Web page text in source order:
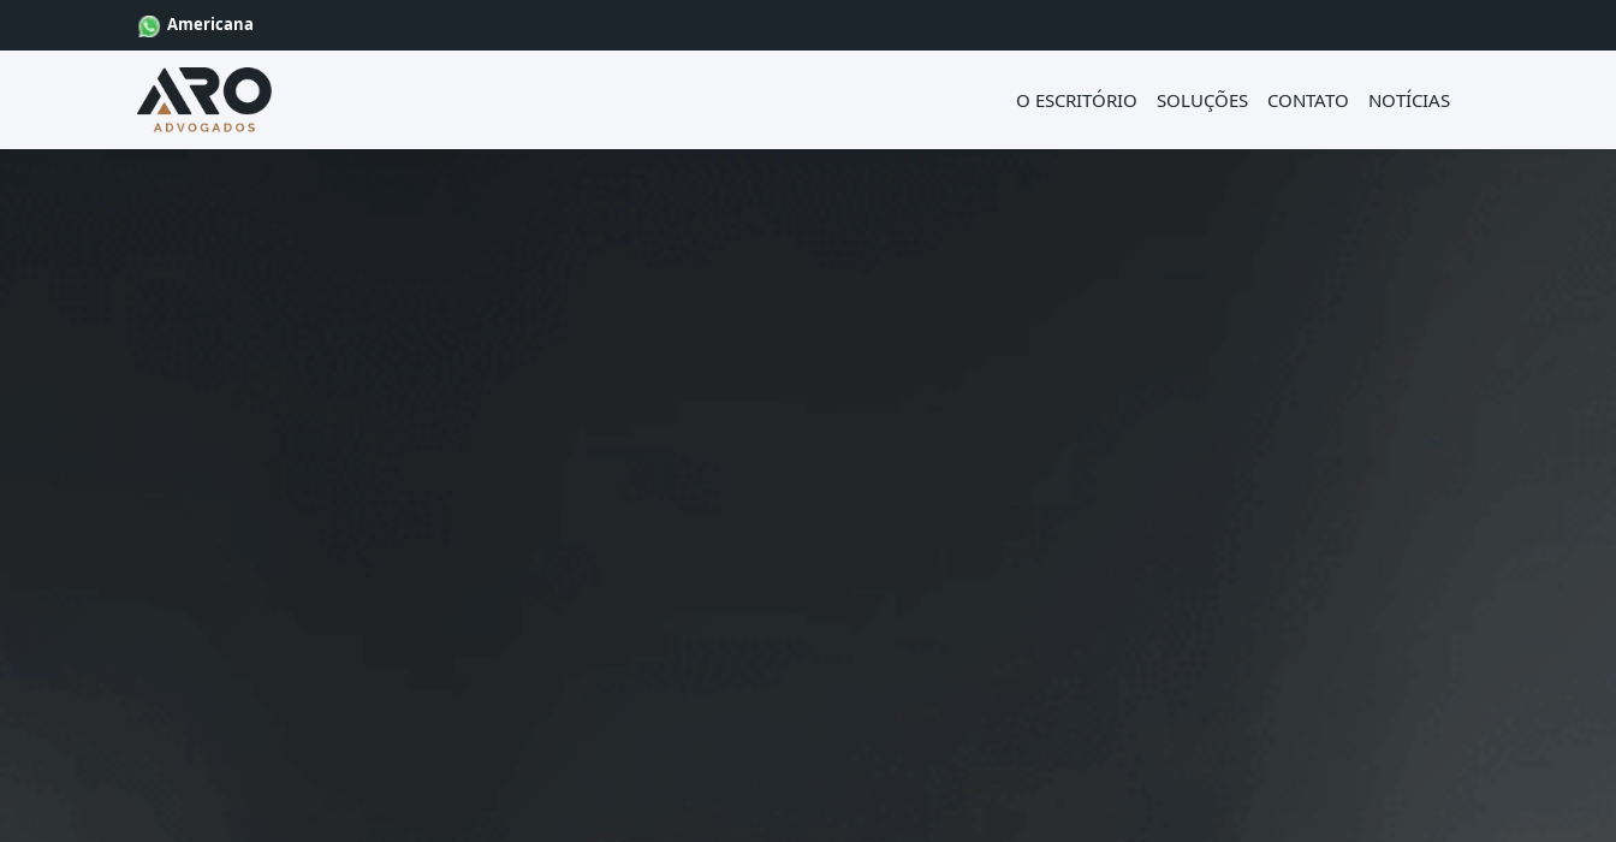
Americana
O ESCRITÓRIO SOLUÇÕES CONTATO NOTÍCIAS